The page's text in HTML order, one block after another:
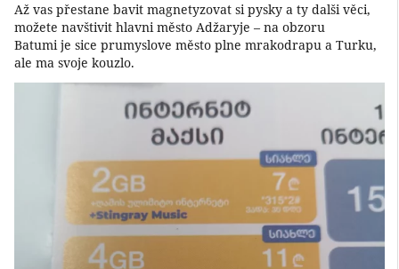
Až vas přestane bavit magnetyzovat si pysky a ty dalši věci,
možete navštivit hlavni město Adžaryje – na obzoru
Batumi je sice prumyslove město plne mrakodrapu a Turku,
ale ma svoje kouzlo.